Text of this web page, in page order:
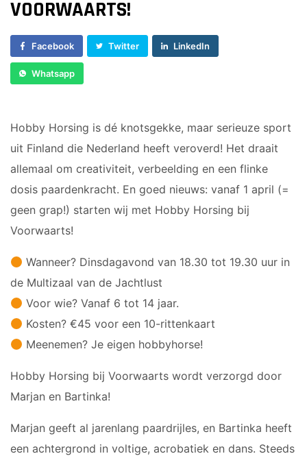
VOLWASSEN DANS
BodyFit (VOL)
Damesgym 50+
Essentrics
H.I.I.T. gym
MFB (Men’s Fitness Bootcamp)
Yoga
Lidmaatschap
Locaties
Sponsor worden
Ledenshop
VOORWAARTS!
Facebook Twitter LinkedIn
Whatsapp
Hobby Horsing is dé knotsgekke, maar serieuze sport
uit Finland die Nederland heeft veroverd! Het draait
allemaal om creativiteit, verbeelding en een flinke
dosis paardenkracht. En goed nieuws: vanaf 1 april (=
geen grap!) starten wij met Hobby Horsing bij
Voorwaarts!
Wanneer? Dinsdagavond van 18.30 tot 19.30 uur in
de Multizaal van de Jachtlust
Voor wie? Vanaf 6 tot 14 jaar.
Kosten? €45 voor een 10-rittenkaart
Meenemen? Je eigen hobbyhorse!
Hobby Horsing bij Voorwaarts wordt verzorgd door
Marjan en Bartinka!
Marjan geeft al jarenlang paardrijles, en Bartinka heeft
een achtergrond in voltige, acrobatiek en dans. Steeds